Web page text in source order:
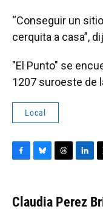
“Conseguir un
cerquita a casa”,
"El Punto" se
1207 suroeste de
Local
e
b
e
s
e
a
k
e
t
t
Claudia Perez